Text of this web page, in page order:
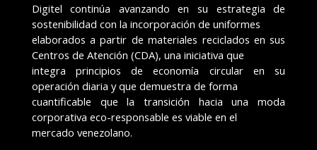
Digitel continúa avanzando en su estrategia de
sostenibilidad con la incorporación de uniformes
elaborados a partir de materiales reciclados en sus
Centros de Atención (CDA), una iniciativa que
integra principios de economía circular en su
operación diaria y que demuestra de forma
cuantificable que la transición hacia una moda
corporativa eco-responsable es viable en el
mercado venezolano.